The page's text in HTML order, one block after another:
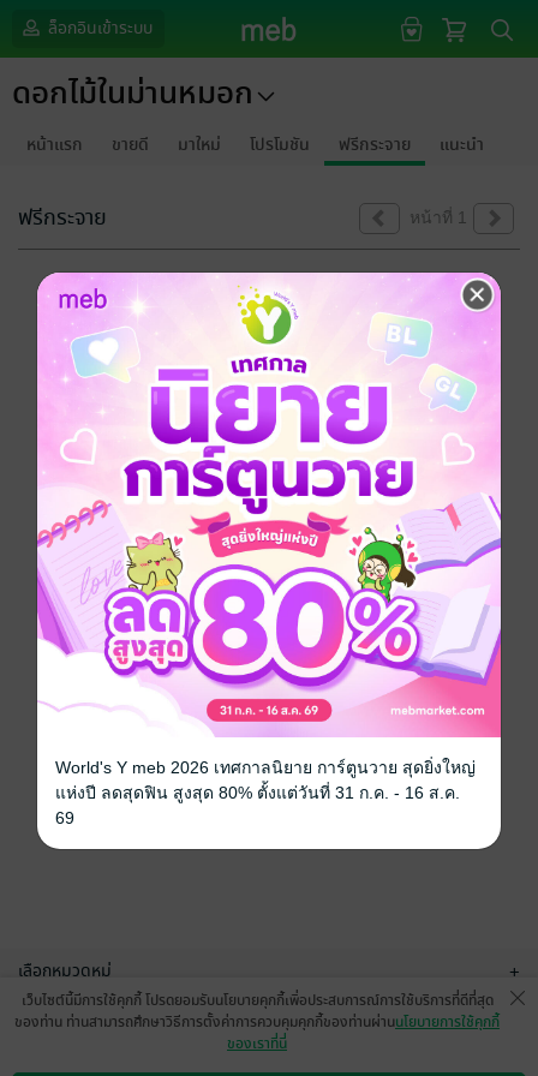
ล็อกอินเข้าระบบ
ดอกไม้ในม่านหมอก
หน้าแรก ขายดี มาใหม่ โปรโมชัน ฟรีกระจาย แนะนำ
ฟรีกระจาย หน้าที่ 1
ขออภัยด้วยนะคะ
ไม่พบข้อมูลในหัวข้อที่คุณกำลังชมค่ะ
เลือกหมวดหมู่ +
บริการช่วยเหลือ
เว็บไซต์นี้มีการใช้คุกกี้ โปรดยอมรับนโยบายคุกกี้เพื่อประสบการณ์การใช้บริการที่ดีที่สุด
ของท่าน ท่านสามารถศึกษาวิธีการตั้งค่าการควบคุมคุกกี้ของท่านผ่านนโยบายการใช้คุกกี้
ของเราที่นี่
World's Y meb 2026 เทศกาลนิยาย การ์ตูนวาย สุดยิ่งใหญ่
แห่งปี ลดสุดฟิน สูงสุด 80% ตั้งแต่วันที่ 31 ก.ค. - 16 ส.ค.
69